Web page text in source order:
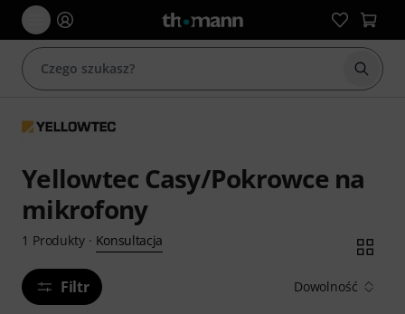
Yellowtec Casy/Pokrowce na
mikrofony
1 Produkty· Konsultacja
Filtr Dowolność